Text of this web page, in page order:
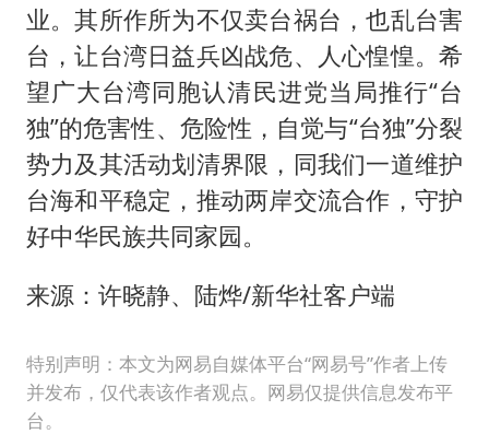
业。其所作所为不仅卖台祸台，也乱台害
台，让台湾日益兵凶战危、人心惶惶。希
望广大台湾同胞认清民进党当局推行“台
独”的危害性、危险性，自觉与“台独”分裂
势力及其活动划清界限，同我们一道维护
台海和平稳定，推动两岸交流合作，守护
好中华民族共同家园。
来源：许晓静、陆烨/新华社客户端
特别声明：本文为网易自媒体平台“网易号”作者上传
并发布，仅代表该作者观点。网易仅提供信息发布平
台。